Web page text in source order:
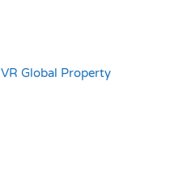
VR Global Property